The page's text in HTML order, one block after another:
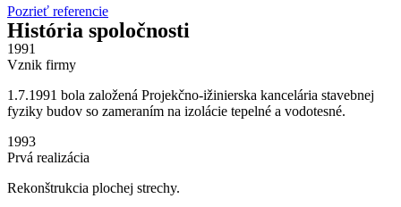
Pozrieť referencie
História spoločnosti
1991
Vznik firmy
1.7.1991 bola založená Projekčno-ižinierska kancelária stavebnej
fyziky budov so zameraním na izolácie tepelné a vodotesné.
1993
Prvá realizácia
Rekonštrukcia plochej strechy.
správania
počas návštevy
našej stránky
zvyšujete šancu
kvalitnejšie
prispôsobeného
ponúk.